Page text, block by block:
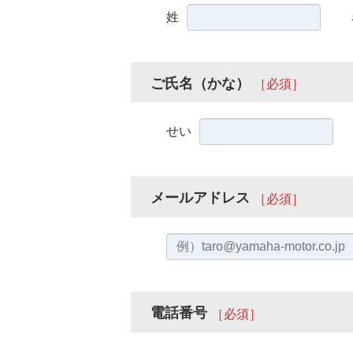
姓
ご氏名（かな） ［必須］
せい
メールアドレス ［必須］
電話番号 ［必須］